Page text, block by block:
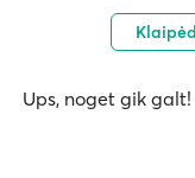
Ups, noget gik